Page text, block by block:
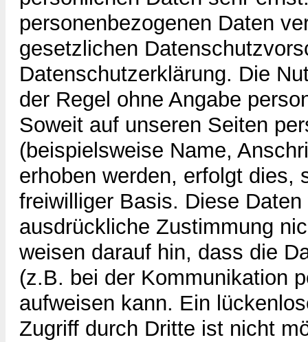
personenbezogenen Daten
gesetzlichen
Datenschutzerklärung. Die
der Regel ohne Angabe
Soweit auf unseren Seiten
(beispielsweise Name,
erhoben werden, erfolgt dies,
freiwilliger Basis. Diese
ausdrückliche Zustimmung
weisen darauf hin, dass die
(z.B. bei der Kommunikation
aufweisen kann. Ein
Zugriff durch Dritte ist nicht